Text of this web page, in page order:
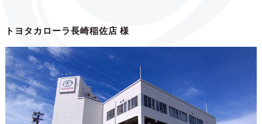
トヨタカローラ長崎稲佐店 様